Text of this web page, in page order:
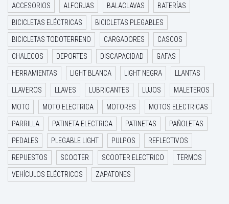
ACCESORIOS ALFORJAS BALACLAVAS BATERÍAS
BICICLETAS ELÉCTRICAS BICICLETAS PLEGABLES
BICICLETAS TODOTERRENO CARGADORES CASCOS
CHALECOS DEPORTES DISCAPACIDAD GAFAS
HERRAMIENTAS LIGHT BLANCA LIGHT NEGRA LLANTAS
LLAVEROS LLAVES LUBRICANTES LUJOS MALETEROS
MOTO MOTO ELECTRICA MOTORES MOTOS ELECTRICAS
PARRILLA PATINETA ELECTRICA PATINETAS PAÑOLETAS
PEDALES PLEGABLE LIGHT PULPOS REFLECTIVOS
REPUESTOS SCOOTER SCOOTER ELECTRICO TERMOS
VEHÍCULOS ELÉCTRICOS ZAPATONES